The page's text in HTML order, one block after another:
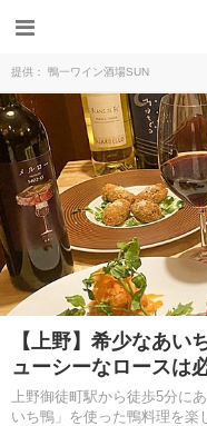
提供： 鴨一ワイン酒場SUN
【上野】希少なあい
ューシーなロースは
上野御徒町駅から徒歩5分に
いち鴨」を使った鴨料理を楽